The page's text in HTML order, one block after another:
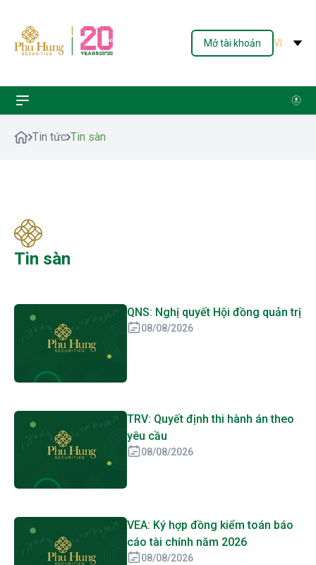
Mở tài khoản VI
Tin tức Tin sàn
Tin sàn
QNS: Nghị quyết Hội đồng quản trị
08/08/2026
TRV: Quyết định thi hành án theo
yêu cầu
08/08/2026
VEA: Ký hợp đồng kiểm toán báo
cáo tài chính năm 2026
08/08/2026